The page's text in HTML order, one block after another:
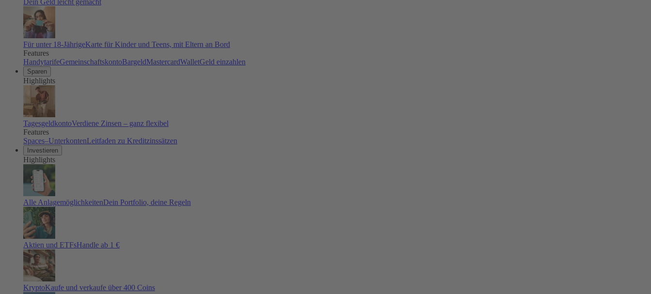
Für unter 18-JährigeKarte für Kinder und Teens, mit Eltern an Bord
Features
HandytarifeGemeinschaftskontoBargeldMastercardWalletGeld einzahlen
Sparen
Highlights
TagesgeldkontoVerdiene Zinsen – ganz flexibel
Features
Spaces–UnterkontenLeitfaden zu Kreditzinssätzen
Investieren
Highlights
Alle AnlagemöglichkeitenDein Portfolio, deine Regeln
Aktien und ETFsHandle ab 1 €
KryptoKaufe und verkaufe über 400 Coins